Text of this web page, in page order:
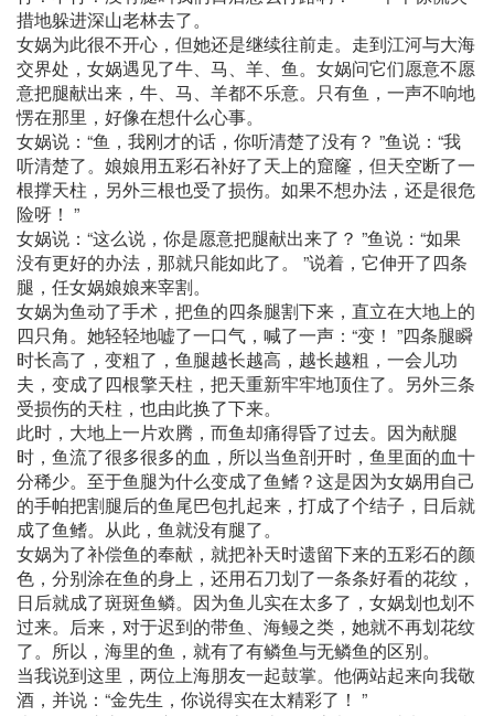
措地躲进深山老林去了。
女娲为此很不开心，但她还是继续往前走。走到江河与大海
交界处，女娲遇见了牛、马、羊、鱼。女娲问它们愿意不愿
意把腿献出来，牛、马、羊都不乐意。只有鱼，一声不响地
愣在那里，好像在想什么心事。
女娲说：“鱼，我刚才的话，你听清楚了没有？ ”鱼说：“我
听清楚了。娘娘用五彩石补好了天上的窟窿，但天空断了一
根撑天柱，另外三根也受了损伤。如果不想办法，还是很危
险呀！ ”
女娲说：“这么说，你是愿意把腿献出来了？ ”鱼说：“如果
没有更好的办法，那就只能如此了。 ”说着，它伸开了四条
腿，任女娲娘娘来宰割。
女娲为鱼动了手术，把鱼的四条腿割下来，直立在大地上的
四只角。她轻轻地嘘了一口气，喊了一声：“变！ ”四条腿瞬
时长高了，变粗了，鱼腿越长越高，越长越粗，一会儿功
夫，变成了四根擎天柱，把天重新牢牢地顶住了。另外三条
受损伤的天柱，也由此换了下来。
此时，大地上一片欢腾，而鱼却痛得昏了过去。因为献腿
时，鱼流了很多很多的血，所以当鱼剖开时，鱼里面的血十
分稀少。至于鱼腿为什么变成了鱼鳍？这是因为女娲用自己
的手帕把割腿后的鱼尾巴包扎起来，打成了个结子，日后就
成了鱼鳍。从此，鱼就没有腿了。
女娲为了补偿鱼的奉献，就把补天时遗留下来的五彩石的颜
色，分别涂在鱼的身上，还用石刀划了一条条好看的花纹，
日后就成了斑斑鱼鳞。因为鱼儿实在太多了，女娲划也划不
过来。后来，对于迟到的带鱼、海鳗之类，她就不再划花纹
了。所以，海里的鱼，就有了有鳞鱼与无鳞鱼的区别。
当我说到这里，两位上海朋友一起鼓掌。他俩站起来向我敬
酒，并说：“金先生，你说得实在太精彩了！ ”